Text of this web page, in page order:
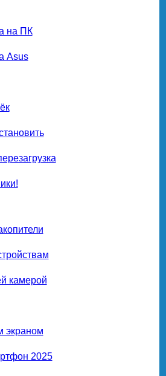
на ПК
Asus
камерой
экраном
2025